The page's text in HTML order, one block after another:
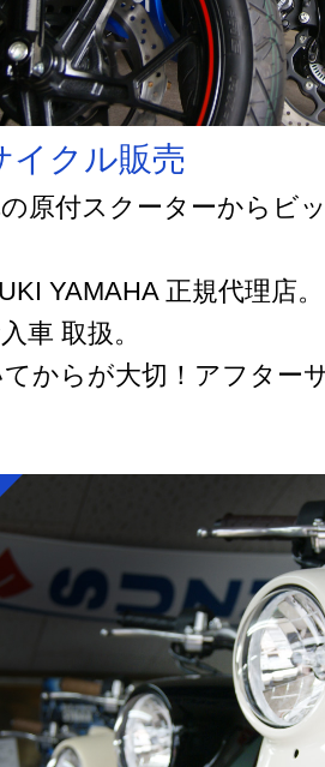
イクル販売
原付スクーターからビ
YAMAHA 正規代理店。
車 取扱。
からが大切！アフター